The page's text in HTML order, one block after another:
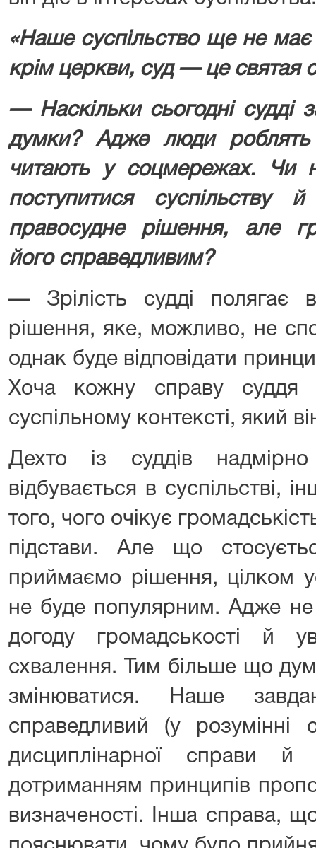
«Наше суспільство ще не
крім церкви, суд — це святая
— Наскільки сьогодні судді
думки? Адже люди
читають у соцмережах. Чи
поступитися суспільству
правосудне рішення, але
його справедливим?
— Зрілість судді полягає
рішення, яке, можливо, не
однак буде відповідати
Хоча кожну справу суддя
суспільному контексті, який
Дехто із суддів
відбувається в суспільстві,
того, чого очікує
підстави. Але що
приймаємо рішення, цілком
не буде популярним. Адже
догоду громадськості й
схвалення. Тим більше що
змінюватися. Наше
справедливий (у розумінні
дисциплінарної справи
дотриманням принципів
визначеності. Інша справа,